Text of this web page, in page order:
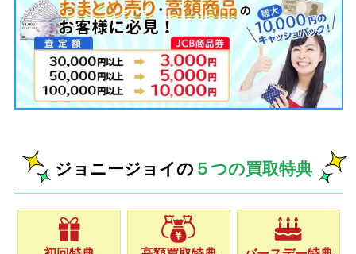
ジョニージョイの ５つの買取特典